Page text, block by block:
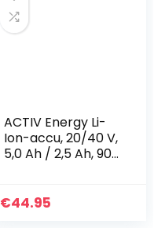
ACTIV Energy Li-
Ion-accu, 20/40 V,
5,0 Ah / 2,5 Ah, 90
gereedschap
€44.95